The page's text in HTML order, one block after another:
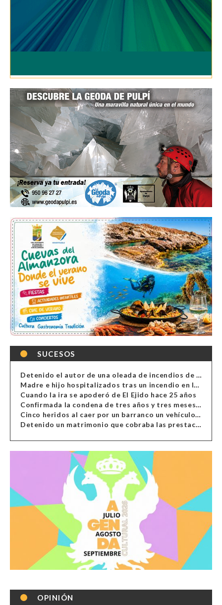
SUCESOS
Detenido el autor de una oleada de incendios de contenedores en Almería
Madre e hijo hospitalizados tras un incendio en la cocina de una vivienda en Almería
Cuando la ira se apoderó de El Ejido hace 25 años
Confirmada la condena de tres años y tres meses al hombre de Antas acusado de xenofobia
Cinco heridos al caer por un barranco un vehículo en Alcolea
Detenido un matrimonio que cobraba las prestaciones de ilegales en Almería, Granada, Málaga, Huelva y Murcia
OPINIÓN